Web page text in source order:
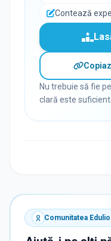
Contează
Nu trebuie să fie
clară este
Comunitatea Edulio